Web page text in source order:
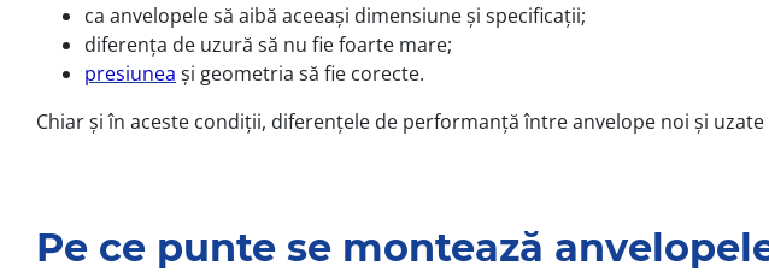
ca anvelopele să aibă aceeași dimensiune și specificații;
diferența de uzură să nu fie foarte mare;
presiunea și geometria să fie corecte.
Chiar și în aceste condiții, diferențele de performanță între anvelope noi și
Pe ce punte se montează